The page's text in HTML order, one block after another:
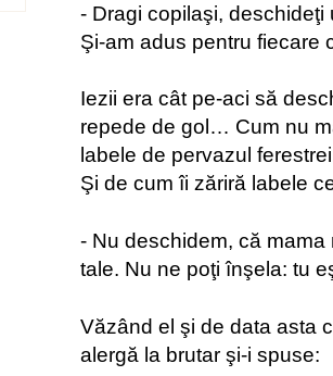
- Dragi copilaşi,
Şi-am adus pentru fiecare
Iezii era cât pe-aci să
repede de gol… Cum nu
labele de pervazul
Şi de cum îi zăriră labele
- Nu deschidem, că
tale. Nu ne poţi înşela: tu
Văzând el şi de data asta
alergă la brutar şi-i spuse: